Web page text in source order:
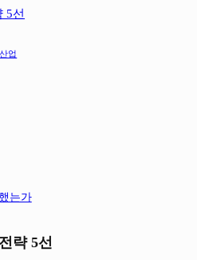
5선
업
는가
략 5선